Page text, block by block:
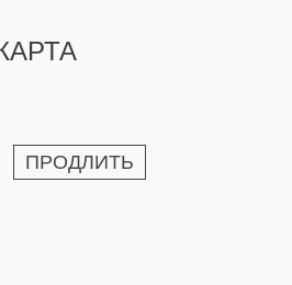
ПРОДЛИТЬ